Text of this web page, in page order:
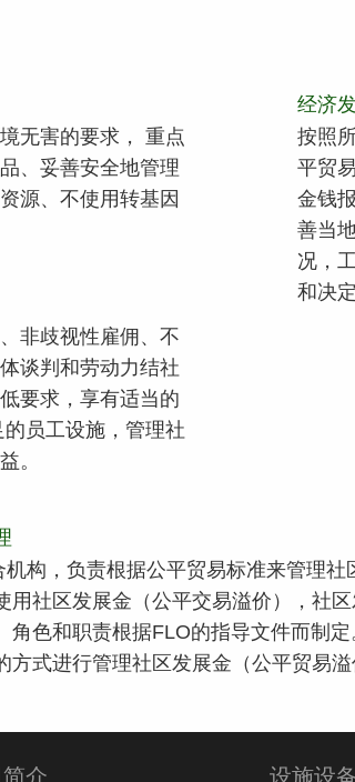
无害的要求， 重点
、妥善安全地管理
源、不使用转基因
非歧视性雇佣、不
谈判和劳动力结社
要求，享有适当的
员工设施，管理社
。
经济
按照
平贸
金钱
善当
况，
和决
构，负责根据公平贸易标准来管理
用社区发展金（公平交易溢价），社
角色和职责根据FLO的指导文件而制
式进行管理社区发展金（公平贸易溢
介 设施设